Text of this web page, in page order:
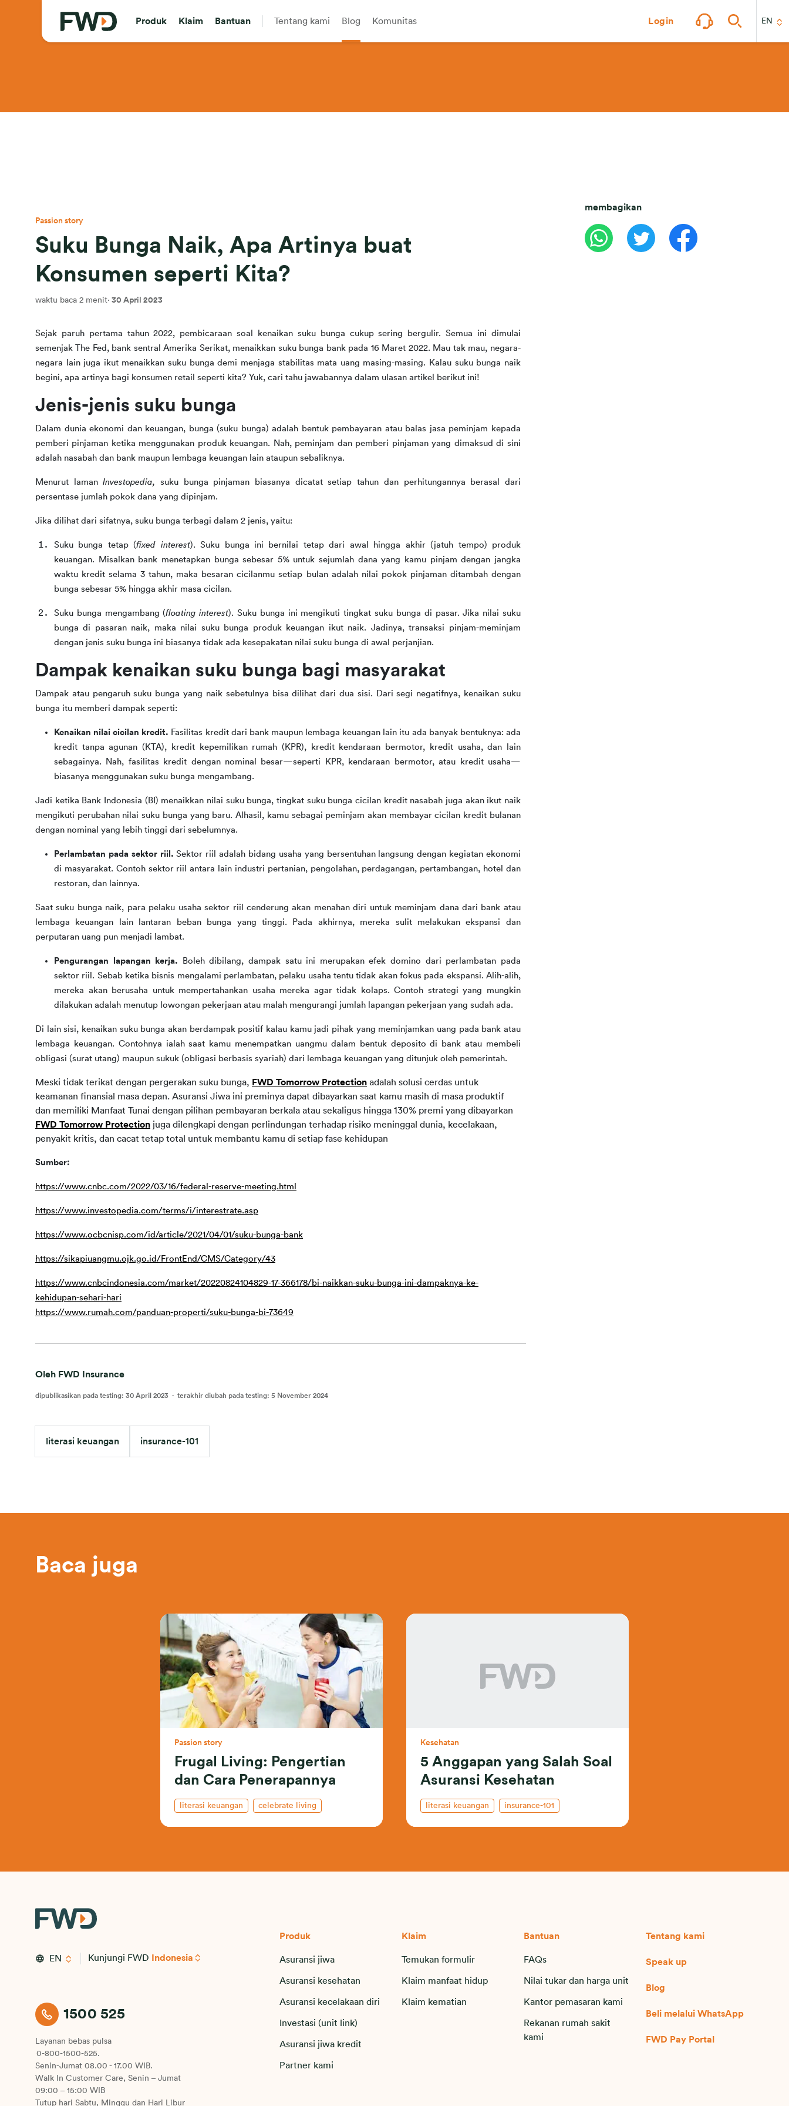
Produk Klaim Bantuan Tentang kami Blog Komunitas Login EN
Passion story
Suku Bunga Naik, Apa Artinya buat
Konsumen seperti Kita?
waktu baca 2 menit· 30 April 2023
Sejak paruh pertama tahun 2022, pembicaraan soal kenaikan suku bunga cukup sering bergulir. Semua ini dimulai
semenjak The Fed, bank sentral Amerika Serikat, menaikkan suku bunga bank pada 16 Maret 2022. Mau tak mau, negara-
negara lain juga ikut menaikkan suku bunga demi menjaga stabilitas mata uang masing-masing. Kalau suku bunga naik
begini, apa artinya bagi konsumen retail seperti kita? Yuk, cari tahu jawabannya dalam ulasan artikel berikut ini!
Jenis-jenis suku bunga
Dalam dunia ekonomi dan keuangan, bunga (suku bunga) adalah bentuk pembayaran atau balas jasa peminjam kepada
pemberi pinjaman ketika menggunakan produk keuangan. Nah, peminjam dan pemberi pinjaman yang dimaksud di sini
adalah nasabah dan bank maupun lembaga keuangan lain ataupun sebaliknya.
Menurut laman Investopedia, suku bunga pinjaman biasanya dicatat setiap tahun dan perhitungannya berasal dari
persentase jumlah pokok dana yang dipinjam.
Jika dilihat dari sifatnya, suku bunga terbagi dalam 2 jenis, yaitu:
Suku bunga tetap (fixed interest). Suku bunga ini bernilai tetap dari awal hingga akhir (jatuh tempo) produk
keuangan. Misalkan bank menetapkan bunga sebesar 5% untuk sejumlah dana yang kamu pinjam dengan jangka
waktu kredit selama 3 tahun, maka besaran cicilanmu setiap bulan adalah nilai pokok pinjaman ditambah dengan
bunga sebesar 5% hingga akhir masa cicilan.
Suku bunga mengambang (floating interest). Suku bunga ini mengikuti tingkat suku bunga di pasar. Jika nilai suku
bunga di pasaran naik, maka nilai suku bunga produk keuangan ikut naik. Jadinya, transaksi pinjam-meminjam
dengan jenis suku bunga ini biasanya tidak ada kesepakatan nilai suku bunga di awal perjanjian.
Dampak kenaikan suku bunga bagi masyarakat
Dampak atau pengaruh suku bunga yang naik sebetulnya bisa dilihat dari dua sisi. Dari segi negatifnya, kenaikan suku
bunga itu memberi dampak seperti:
Kenaikan nilai cicilan kredit. Fasilitas kredit dari bank maupun lembaga keuangan lain itu ada banyak bentuknya: ada
kredit tanpa agunan (KTA), kredit kepemilikan rumah (KPR), kredit kendaraan bermotor, kredit usaha, dan lain
sebagainya. Nah, fasilitas kredit dengan nominal besar—seperti KPR, kendaraan bermotor, atau kredit usaha—
biasanya menggunakan suku bunga mengambang.
Jadi ketika Bank Indonesia (BI) menaikkan nilai suku bunga, tingkat suku bunga cicilan kredit nasabah juga akan ikut naik
mengikuti perubahan nilai suku bunga yang baru. Alhasil, kamu sebagai peminjam akan membayar cicilan kredit bulanan
dengan nominal yang lebih tinggi dari sebelumnya.
Perlambatan pada sektor riil.Sektor riil adalah bidang usaha yang bersentuhan langsung dengan kegiatan ekonomi
di masyarakat. Contoh sektor riil antara lain industri pertanian, pengolahan, perdagangan, pertambangan, hotel dan
restoran, dan lainnya.
Saat suku bunga naik, para pelaku usaha sektor riil cenderung akan menahan diri untuk meminjam dana dari bank atau
lembaga keuangan lain lantaran beban bunga yang tinggi. Pada akhirnya, mereka sulit melakukan ekspansi dan
perputaran uang pun menjadi lambat.
Pengurangan lapangan kerja.
Boleh dibilang, dampak satu ini merupakan efek domino dari perlambatan pada
sektor riil. Sebab ketika bisnis mengalami perlambatan, pelaku usaha tentu tidak akan fokus pada ekspansi. Alih-alih,
mereka akan berusaha untuk mempertahankan usaha mereka agar tidak kolaps. Contoh strategi yang mungkin
dilakukan adalah menutup lowongan pekerjaan atau malah mengurangi jumlah lapangan pekerjaan yang sudah ada.
Di lain sisi, kenaikan suku bunga akan berdampak positif kalau kamu jadi pihak yang meminjamkan uang pada bank atau
lembaga keuangan. Contohnya ialah saat kamu menempatkan uangmu dalam bentuk deposito di bank atau membeli
obligasi (surat utang) maupun sukuk (obligasi berbasis syariah) dari lembaga keuangan yang ditunjuk oleh pemerintah.
Meski tidak terikat dengan pergerakan suku bunga, FWD Tomorrow Protection adalah solusi cerdas untuk
keamanan finansial masa depan. Asuransi Jiwa ini preminya dapat dibayarkan saat kamu masih di masa produktif
dan memiliki Manfaat Tunai dengan pilihan pembayaran berkala atau sekaligus hingga 130% premi yang dibayarkan
FWD Tomorrow Protection juga dilengkapi dengan perlindungan terhadap risiko meninggal dunia, kecelakaan,
penyakit kritis, dan cacat tetap total untuk membantu kamu di setiap fase kehidupan
Sumber:
https://www.cnbc.com/2022/03/16/federal-reserve-meeting.html
https://www.investopedia.com/terms/i/interestrate.asp
https://www.ocbcnisp.com/id/article/2021/04/01/suku-bunga-bank
https://sikapiuangmu.ojk.go.id/FrontEnd/CMS/Category/43
https://www.cnbcindonesia.com/market/20220824104829-17-366178/bi-naikkan-suku-bunga-ini-dampaknya-ke-
kehidupan-sehari-hari
https://www.rumah.com/panduan-properti/suku-bunga-bi-73649
Oleh FWD Insurance
dipublikasikan pada testing: 30 April 2023 · terakhir diubah pada testing: 5 November 2024
literasi keuangan insurance-101
membagikan
Baca juga
Passion story
Frugal Living: Pengertian
dan Cara Penerapannya
literasi keuangan celebrate living
Kesehatan
5 Anggapan yang Salah Soal
Asuransi Kesehatan
literasi keuangan insurance-101
EN Kunjungi FWD Indonesia
1500 525
Layanan bebas pulsa
0-800-1500-525.
Senin-Jumat 08.00 - 17.00 WIB.
Walk In Customer Care, Senin – Jumat
09:00 – 15:00 WIB
Tutup hari Sabtu, Minggu dan Hari Libur
Produk
Asuransi jiwa
Asuransi kesehatan
Asuransi kecelakaan diri
Investasi (unit link)
Asuransi jiwa kredit
Partner kami
Klaim
Temukan formulir
Klaim manfaat hidup
Klaim kematian
Bantuan
FAQs
Nilai tukar dan harga unit
Kantor pemasaran kami
Rekanan rumah sakit
kami
Tentang kami
Speak up
Blog
Beli melalui WhatsApp
FWD Pay Portal